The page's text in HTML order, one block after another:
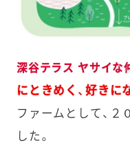
深谷テラス ヤサイな
にときめく、好きにな
ファームとして、２
した。